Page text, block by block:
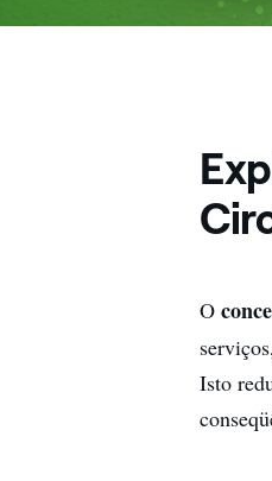
O
Isto